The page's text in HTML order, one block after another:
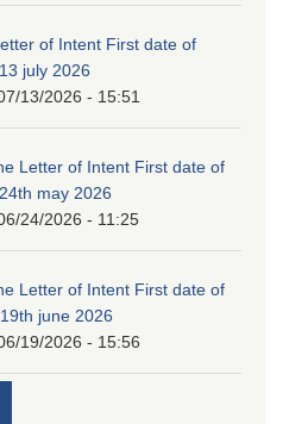
of Intent First date of
july 2026
13/2026 - 15:51
Letter of Intent First date of
may 2026
24/2026 - 11:25
Letter of Intent First date of
june 2026
19/2026 - 15:56